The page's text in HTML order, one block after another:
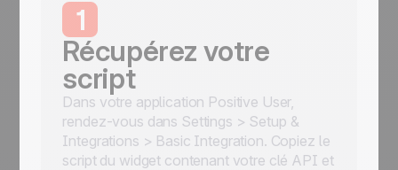
1
Récupérez votre
script
Dans votre application Positive User,
rendez-vous dans Settings > Setup &
Integrations > Basic Integration. Copiez le
script du widget contenant votre clé API et